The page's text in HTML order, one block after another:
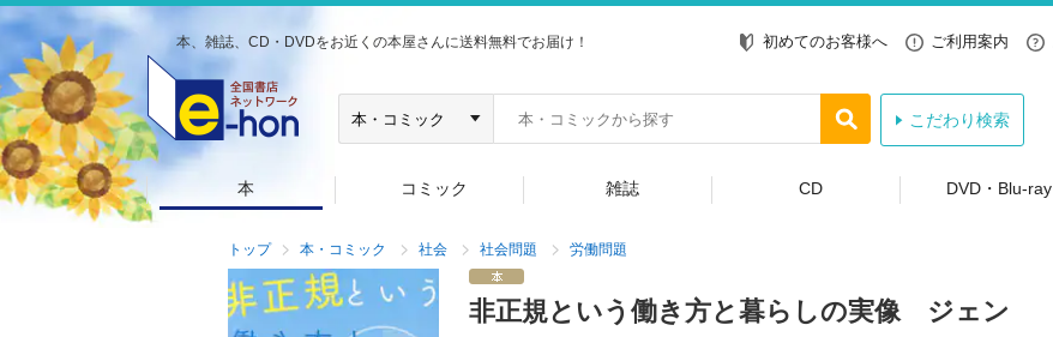
本、雑誌、CD・DVDをお近くの本屋さんに送料無料でお届け！ 初めてのお客様へ ご利用案内
こだわり検索
本 コミック 雑誌 CD DVD・Blu-ray
トップ 本・コミック 社会 社会問題 労働問題
非正規という働き方と暮らしの実像 ジェン